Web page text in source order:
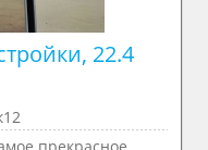
22.4
прекрасное